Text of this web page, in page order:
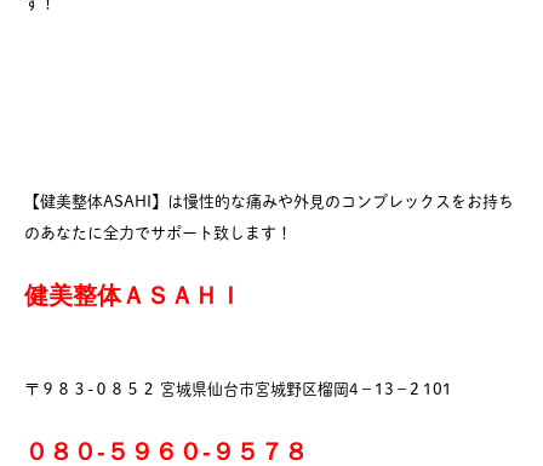
【健美整体ASAHI】は慢性的な痛みや外見のコンプレックスをお持ち
のあなたに全力でサポート致します！
健美整体ＡＳＡＨＩ
〒９８３-０８５２ 宮城県仙台市宮城野区榴岡4−13−2 101
０８０-５９６０-９５７８